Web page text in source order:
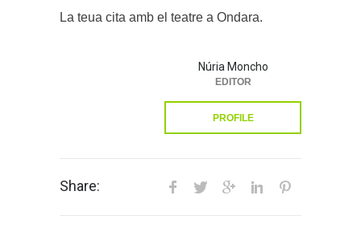
La teua cita amb el teatre a Ondara.
Núria Moncho
EDITOR
PROFILE
Share: